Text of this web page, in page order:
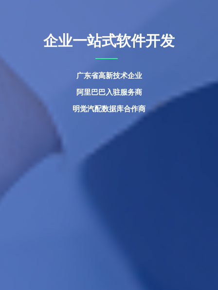
企业一站式软件开发
广东省高新技术企业
阿里巴巴入驻服务商
明觉汽配数据库合作商